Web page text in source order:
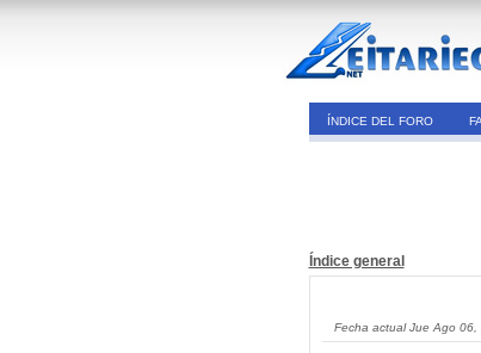
ÍNDICE DEL FORO
Índice general
Fecha actual Jue Ago 06,